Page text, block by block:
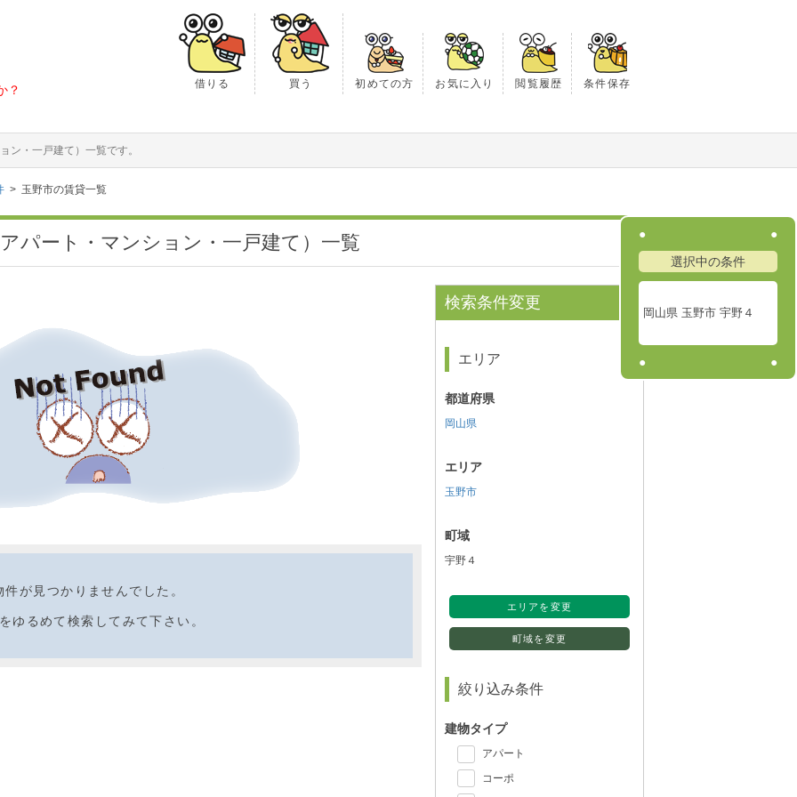
？ 借りる 買う 初めての方 お気に入り 閲覧履歴 条件保存
ン・一戸建て）一覧です。
玉野市の賃貸一覧
選択中の条件
岡山県 玉野市 宇野４
パート・マンション・一戸建て）一覧
件が見つかりませんでした。
ゆるめて検索してみて下さい。
検索条件変更
エリア
都道府県
岡山県
エリア
玉野市
町域
宇野４
エリアを変更
町域を変更
絞り込み条件
建物タイプ
アパート
コーポ